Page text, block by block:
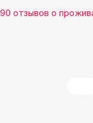
90 отзывов о